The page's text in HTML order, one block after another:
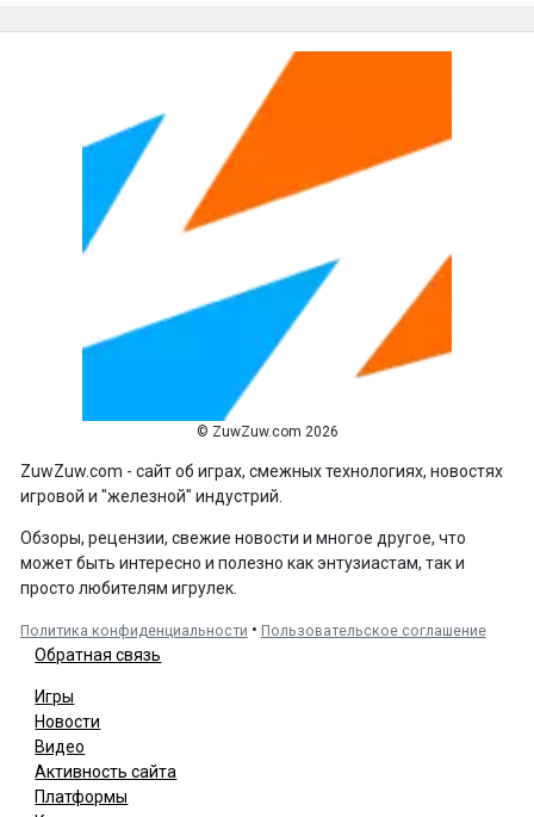
© ZuwZuw.com 2026
ZuwZuw.com - сайт об играх, смежных технологиях, новостях
игровой и "железной" индустрий.
Обзоры, рецензии, свежие новости и многое другое, что
может быть интересно и полезно как энтузиастам, так и
просто любителям игрулек.
Политика конфиденциальности • Пользовательское соглашение
Обратная связь
Игры
Новости
Видео
Активность сайта
Платформы